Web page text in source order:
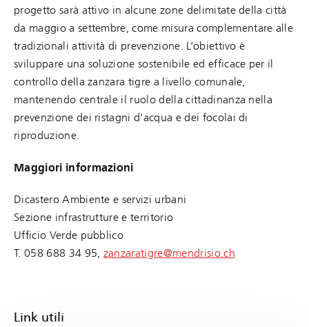
progetto sarà attivo in alcune zone delimitate della città
da maggio a settembre, come misura complementare alle
tradizionali attività di prevenzione. L’obiettivo è
sviluppare una soluzione sostenibile ed efficace per il
controllo della zanzara tigre a livello comunale,
mantenendo centrale il ruolo della cittadinanza nella
prevenzione dei ristagni d’acqua e dei focolai di
riproduzione.
Maggiori informazioni
Dicastero Ambiente e servizi urbani
Sezione infrastrutture e territorio
Ufficio Verde pubblico
T. 058 688 34 95, zanzaratigre@mendrisio.ch
Link utili